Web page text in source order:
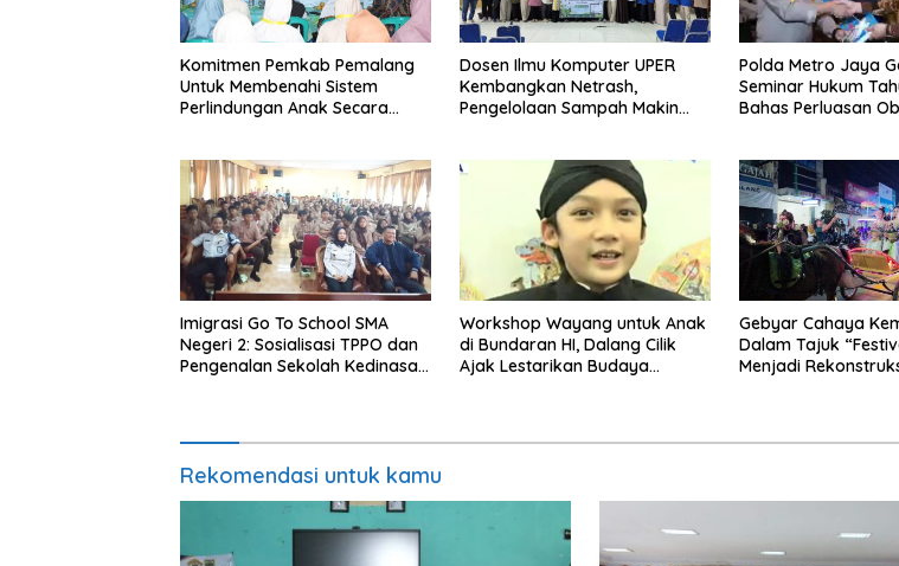
Komitmen Pemkab Pemalang
Untuk Membenahi Sistem
Perlindungan Anak Secara
Dosen Ilmu Komputer UPER
Kembangkan Netrash,
Pengelolaan Sampah Makin
Polda Metro Jaya
Seminar Hukum
Bahas Perluasan
Imigrasi Go To School SMA
Negeri 2: Sosialisasi TPPO dan
Pengenalan Sekolah Kedinasan
Workshop Wayang untuk Anak
di Bundaran HI, Dalang Cilik
Ajak Lestarikan Budaya
Gebyar Cahaya
Dalam Tajuk
Menjadi
Rekomendasi untuk kamu